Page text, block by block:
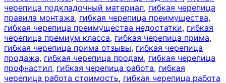
черепица подкладочный материал, гибкая черепица
правила монтажа, гибкая черепица преимущества,
гибкая черепица преимущества недостатки, гибкая
черепица премиум класса, гибкая черепица прима,
гибкая черепица прима отзывы, гибкая черепица
продажа, гибкая черепица продам, гибкая черепица
профнастил, гибкая черепица работа, гибкая
черепица работа стоимость, гибкая черепица работа